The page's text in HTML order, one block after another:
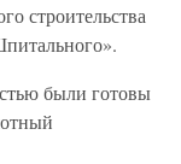
строительства
были готовы